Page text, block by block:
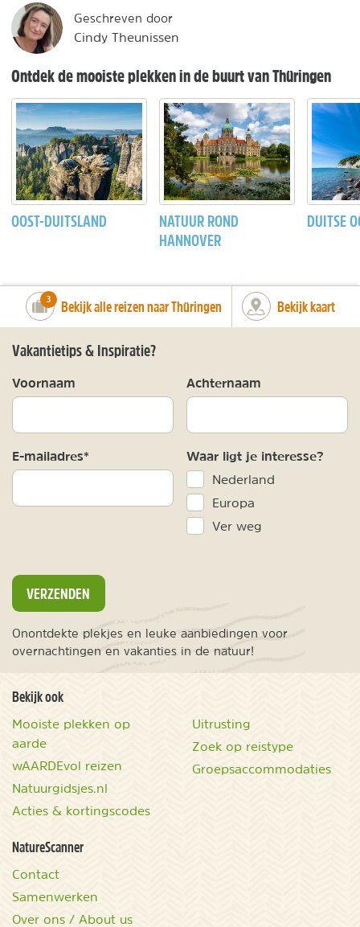
Geschreven door
Cindy Theunissen
Ontdek de mooiste plekken in de buurt van Thüringen
OOST-DUITSLAND
NATUUR ROND
HANNOVER
DUITSE
number_of_trips:
3 Bekijk alle reizen naar Thüringen Bekijk kaart
Vakantietips & Inspiratie?
Voornaam Achternaam
E-mailadres* Waar ligt je interesse?
Nederland
Europa
Ver weg
VERZENDEN
Onontdekte plekjes en leuke aanbiedingen voor
overnachtingen en vakanties in de natuur!
Bekijk ook
Mooiste plekken op
aarde
wAARDEvol reizen
Natuurgidsjes.nl
Acties & kortingscodes
Uitrusting
Zoek op reistype
Groepsaccommodaties
NatureScanner
Contact
Samenwerken
Over ons / About us